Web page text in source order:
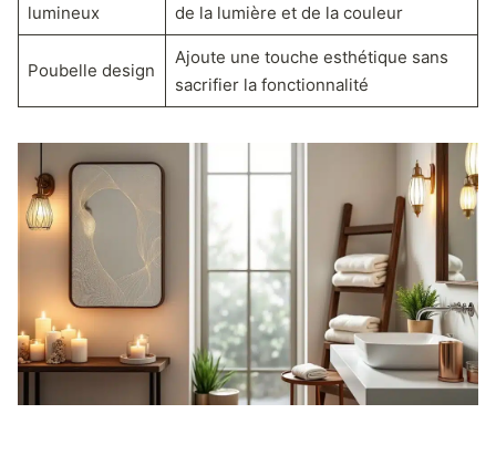
lumineux de la lumière et de la couleur
Poubelle design
Ajoute une touche esthétique sans
sacrifier la fonctionnalité